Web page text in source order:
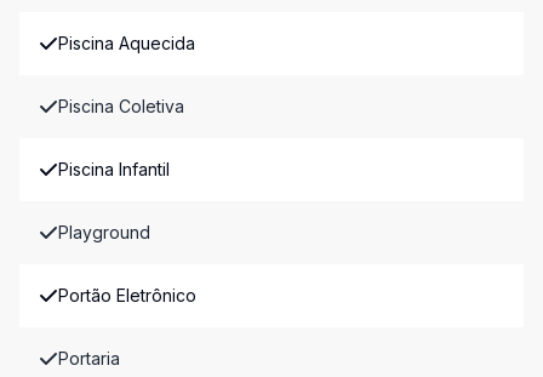
Piscina Aquecida
Piscina Coletiva
Piscina Infantil
Playground
Portão Eletrônico
Portaria